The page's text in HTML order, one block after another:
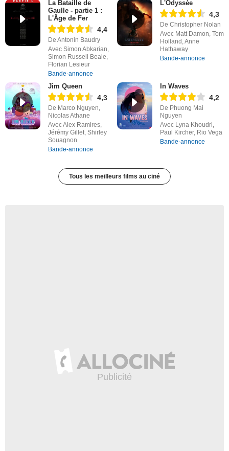
La Bataille de
Gaulle - partie 1 :
L'Âge de Fer
4,4
De Antonin Baudry
Avec Simon Abkarian,
Simon Russell Beale,
Florian Lesieur
Bande-annonce
L'Odyssée
4,3
De Christopher Nolan
Avec Matt Damon, Tom
Holland, Anne
Hathaway
Bande-annonce
Jim Queen
4,3
De Marco Nguyen,
Nicolas Athane
Avec Alex Ramires,
Jérémy Gillet, Shirley
Souagnon
Bande-annonce
In Waves
4,2
De Phuong Mai
Nguyen
Avec Lyna Khoudri,
Paul Kircher, Rio Vega
Bande-annonce
Tous les meilleurs films au ciné